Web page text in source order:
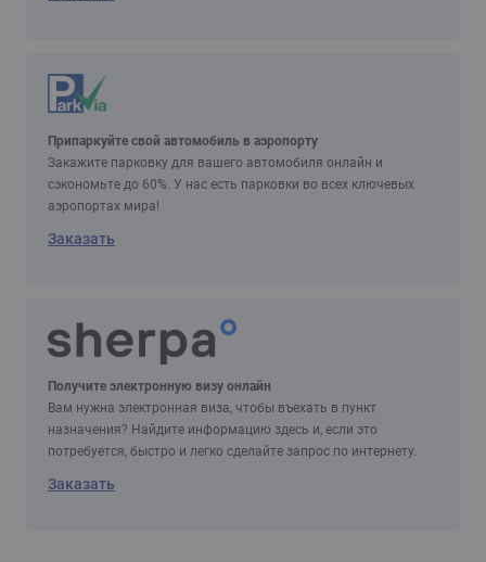
Припаркуйте свой автомобиль в аэропорту
Закажите парковку для вашего автомобиля онлайн и
сэкономьте до 60%. У нас есть парковки во всех ключевых
аэропортах мира!
Заказать
Получите электронную визу онлайн
Вам нужна электронная виза, чтобы въехать в пункт
назначения? Найдите информацию здесь и, если это
потребуется, быстро и легко сделайте запрос по интернету.
Заказать